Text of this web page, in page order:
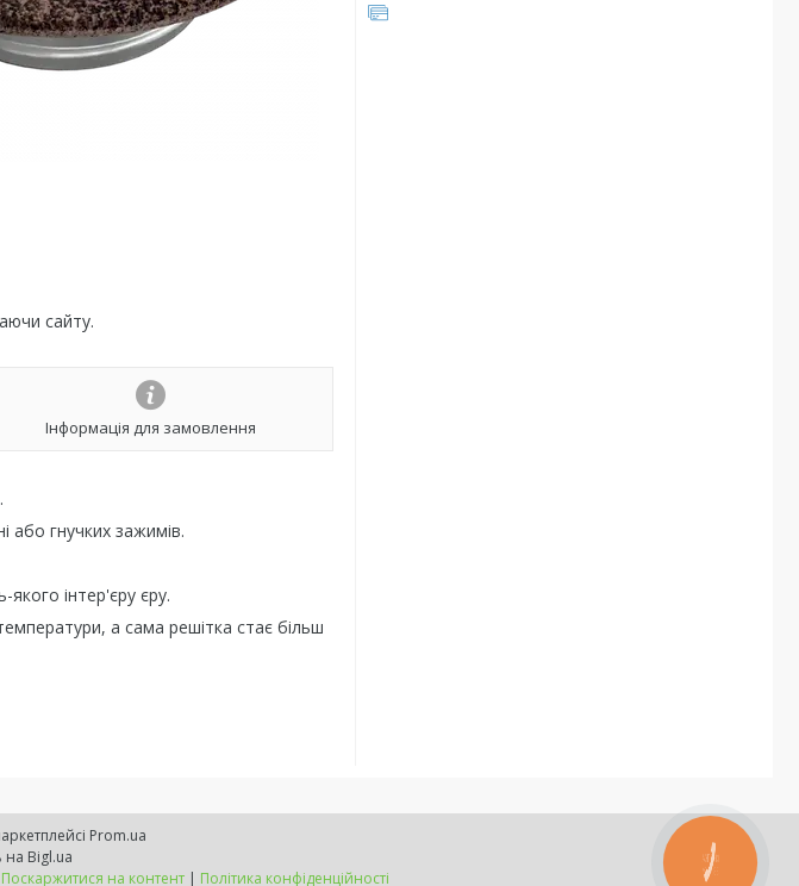
сайту.
Інформація для замовлення
або гнучких зажимів.
інтер'єру єру.
а сама решітка стає більш
Prom.ua
на Bigl.ua
Поскаржитися на контент | Політика конфіденційності
КНОПКА
ЗВ'ЯЗКУ